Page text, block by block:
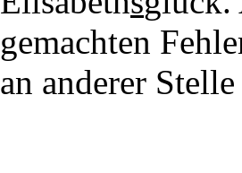
gemachten
an anderer